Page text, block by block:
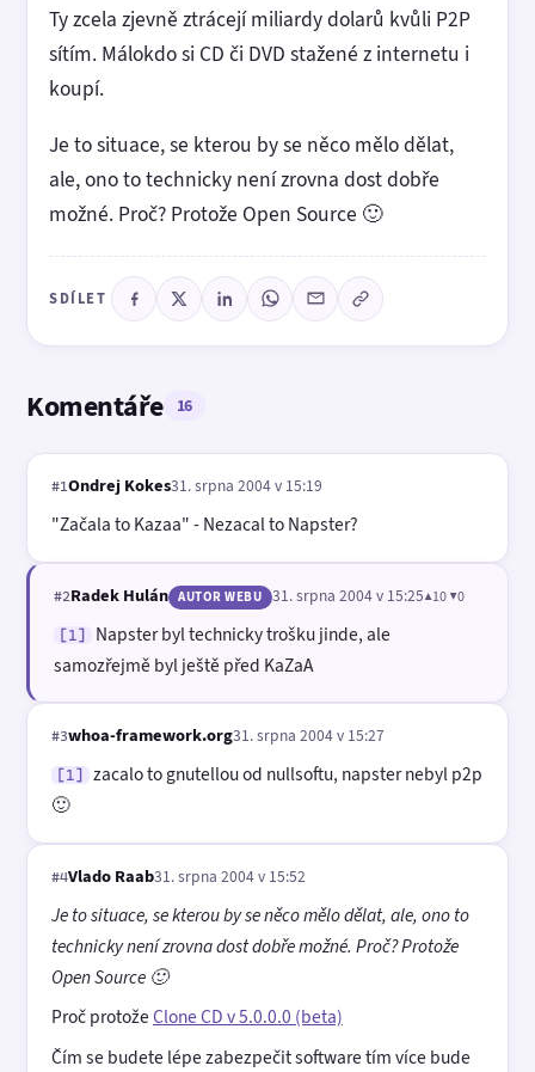
Ty zcela zjevně ztrácejí miliardy dolarů kvůli P2P
sítím. Málokdo si CD či DVD stažené z internetu i
koupí.
Je to situace, se kterou by se něco mělo dělat,
ale, ono to technicky není zrovna dost dobře
možné. Proč? Protože Open Source 🙂
SDÍLET
Komentáře 16
#1Ondrej Kokes31. srpna 2004 v 15:19
"Začala to Kazaa" - Nezacal to Napster?
#2Radek Hulán AUTOR WEBU 31. srpna 2004 v 15:25▲10 ▼0
[1]
Napster byl technicky trošku jinde, ale
samozřejmě byl ještě před KaZaA
#3whoa-framework.org31. srpna 2004 v 15:27
[1]
zacalo to gnutellou od nullsoftu, napster nebyl p2p
🙂
#4Vlado Raab31. srpna 2004 v 15:52
Je to situace, se kterou by se něco mělo dělat, ale, ono to
technicky není zrovna dost dobře možné. Proč? Protože
Open Source 🙂
Proč protožeClone CD v 5.0.0.0 (beta)
Čím se budete lépe zabezpečit software tím více bude